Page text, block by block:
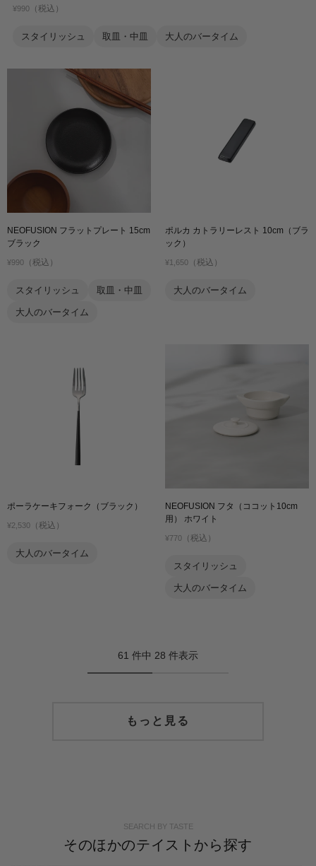
¥990（税込）
スタイリッシュ 取皿・中皿 大人のバータイム
NEOFUSION フラットプレート 15cm
ブラック
¥990 （税込）
スタイリッシュ 取皿・中皿
大人のバータイム
ポルカ カトラリーレスト 10cm（ブラ
ック）
¥1,650 （税込）
大人のバータイム
ポーラケーキフォーク（ブラック）
¥2,530 （税込）
大人のバータイム
NEOFUSION フタ（ココット10cm
用） ホワイト
¥770 （税込）
スタイリッシュ
大人のバータイム
61 件中 28 件表示
もっと見る
SEARCH BY TASTE
そのほかのテイストから探す